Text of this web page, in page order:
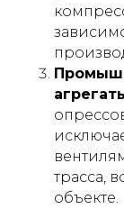
трасса,
объекте.